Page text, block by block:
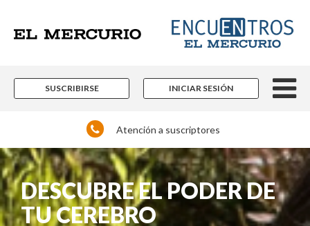
SUSCRIBIRSE INICIAR SESIÓN
Atención a suscriptores
DESCUBRE EL PODER DE
TU CEREBRO